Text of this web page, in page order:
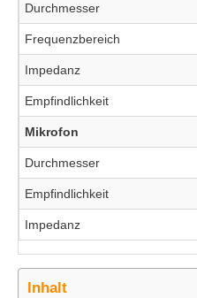
Durchmesser
Frequenzbereich
Impedanz
Empfindlichkeit
Mikrofon
Durchmesser
Empfindlichkeit
Impedanz
Inhalt